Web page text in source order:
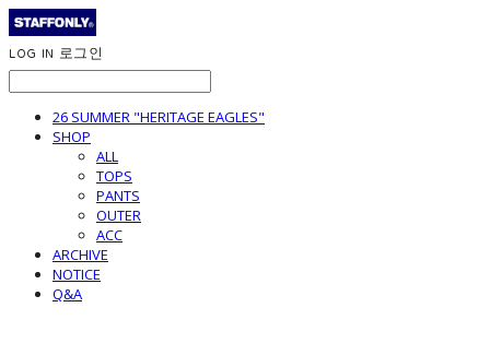
LOG IN 로그인
26 SUMMER "HERITAGE EAGLES"
SHOP
ALL
TOPS
PANTS
OUTER
ACC
ARCHIVE
NOTICE
Q&A